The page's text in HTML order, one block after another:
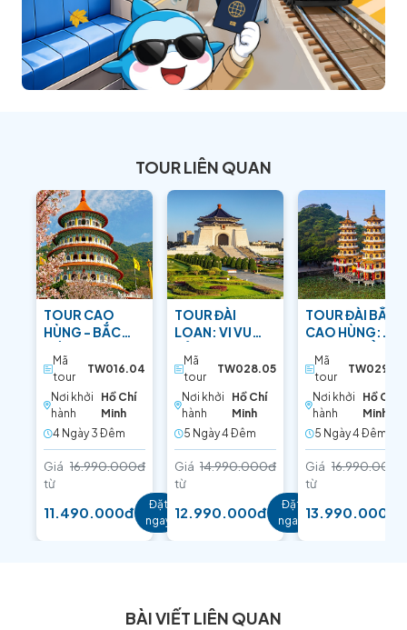
TOUR LIÊN QUAN
TOUR CAO
HÙNG - BẮC
TRỜI MỘNG MƠ
Mã
tour
TW016.04
Nơi khởi
hành
Hồ Chí
Minh
4 Ngày 3 Ðêm
Giá
từ
16.990.000đ
11.490.000đ
Đặt
ngay
TOUR ĐÀI
LOAN: VI VU
CHÂU Á
Mã
tour
TW028.05
Nơi khởi
hành
Hồ Chí
Minh
5 Ngày 4 Ðêm
Giá
từ
14.990.000đ
12.990.000đ
Đặt
ngay
TOUR ĐÀI BẮC –
CAO HÙNG:
TƯỢNG XỨ ĐÀI
Mã
tour
TW029.05
Nơi khởi
hành
Hồ Chí
Minh
5 Ngày 4 Ðêm
Giá
từ
16.990.000đ
13.990.000đ
BÀI VIẾT LIÊN QUAN